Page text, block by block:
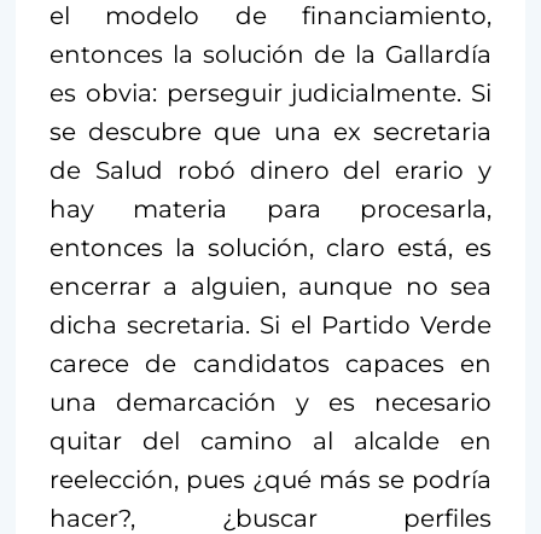
el modelo de financiamiento,
entonces la solución de la Gallardía
es obvia: perseguir judicialmente. Si
se descubre que una ex secretaria
de Salud robó dinero del erario y
hay materia para procesarla,
entonces la solución, claro está, es
encerrar a alguien, aunque no sea
dicha secretaria. Si el Partido Verde
carece de candidatos capaces en
una demarcación y es necesario
quitar del camino al alcalde en
reelección, pues ¿qué más se podría
hacer?, ¿buscar perfiles